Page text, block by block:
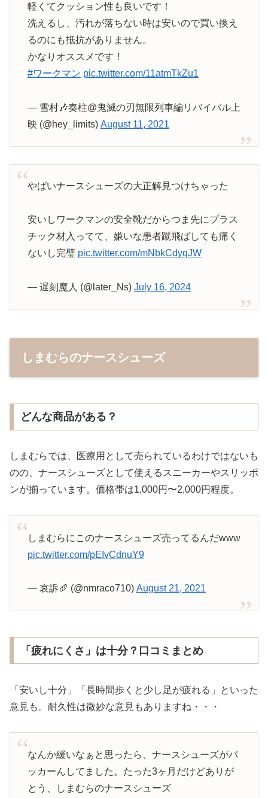
軽くてクッション性も良いです！
洗えるし、汚れが落ちない時は安いので買い換え
るのにも抵抗がありません。
かなりオススメです！
#ワークマン pic.twitter.com/11atmTkZu1
— 雪村🎶奏柱@鬼滅の刃無限列車編リバイバル上
映 (@hey_limits) August 11, 2021
やばいナースシューズの大正解見つけちゃった
安いしワークマンの安全靴だからつま先にプラス
チック材入ってて、嫌いな患者蹴飛ばしても痛く
ないし完璧 pic.twitter.com/mNbkCdyqJW
— 遅刻魔人 (@later_Ns) July 16, 2024
しまむらのナースシューズ
どんな商品がある？
しまむらでは、医療用として売られているわけではないも
のの、ナースシューズとして使えるスニーカーやスリッポ
ンが揃っています。価格帯は1,000円〜2,000円程度。
しまむらにこのナースシューズ売ってるんだwww
pic.twitter.com/pEIvCdnuY9
— 哀訴🥖 (@nmraco710) August 21, 2021
「疲れにくさ」は十分？口コミまとめ
「安いし十分」「長時間歩くと少し足が疲れる」といった
意見も。耐久性は微妙な意見もありますね・・・
なんか緩いなぁと思ったら、ナースシューズがパ
ッカーんしてました。たった3ヶ月だけどありが
とう、しまむらのナースシューズ